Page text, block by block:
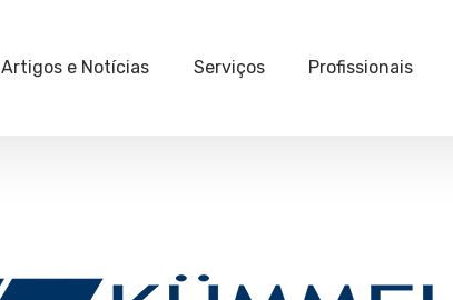
Artigos e Notícias Serviços Profissionais